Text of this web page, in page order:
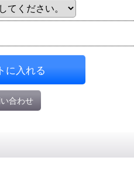
に入れる
合わせ